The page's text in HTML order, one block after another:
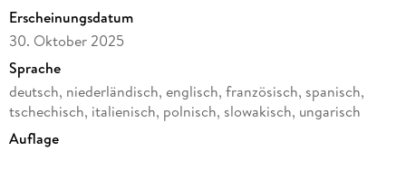
Erscheinungsdatum
30. Oktober 2025
Sprache
deutsch, niederländisch, englisch, französisch, spanisch,
tschechisch, italienisch, polnisch, slowakisch, ungarisch
Auflage